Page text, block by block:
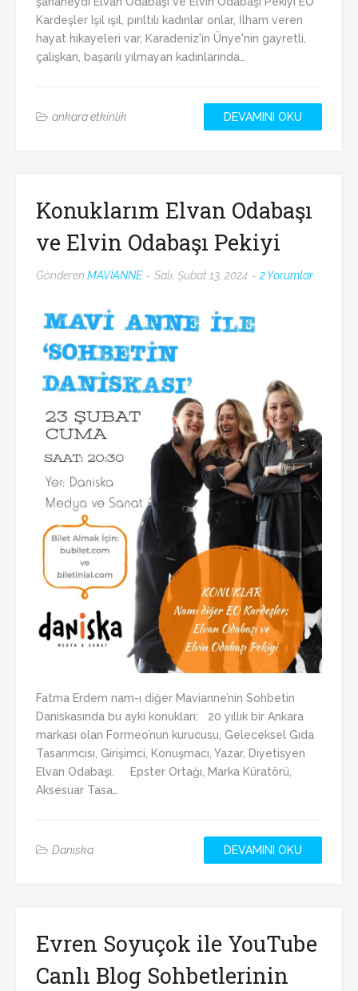
Kardeşler Işıl ışıl, pırıltılı kadınlar onlar, İlham veren
hayat hikayeleri var, Karadeniz'in Ünye'nin gayretli,
çalışkan, başarılı yılmayan kadınlarında…
ankara etkinlik DEVAMINI OKU
Konuklarım Elvan Odabaşı
ve Elvin Odabaşı Pekiyi
Gönderen MAVİANNE Salı, Şubat 13, 2024 2 Yorumlar
Fatma Erdem nam-ı diğer Mavianne’nin Sohbetin
Daniskasında bu ayki konukları; 20 yıllık bir Ankara
markası olan Formeo’nun kurucusu, Geleceksel Gıda
Tasarımcısı, Girişimci, Konuşmacı, Yazar, Diyetisyen
Elvan Odabaşı. Epster Ortağı, Marka Küratörü,
Aksesuar Tasa…
Daniska DEVAMINI OKU
Evren Soyuçok ile YouTube
Canlı Blog Sohbetlerinin